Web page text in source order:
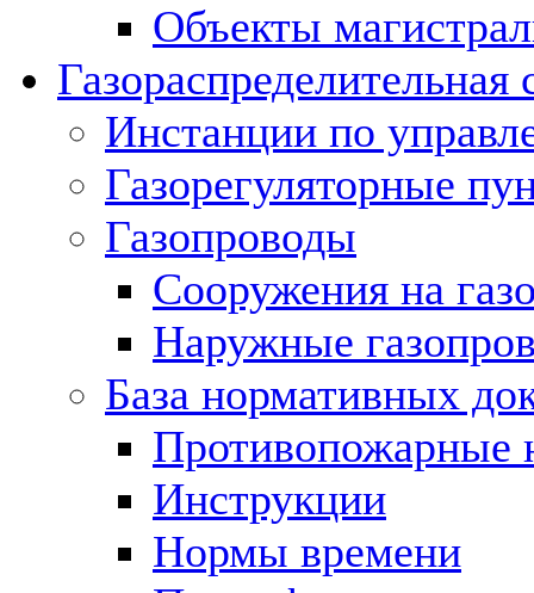
Объекты
Газораспределительная
Инстанции по
Газорегуляторные
Газопроводы
Сооружения на
Наружные
База нормативных
Противопожарные
Инструкции
Нормы времени